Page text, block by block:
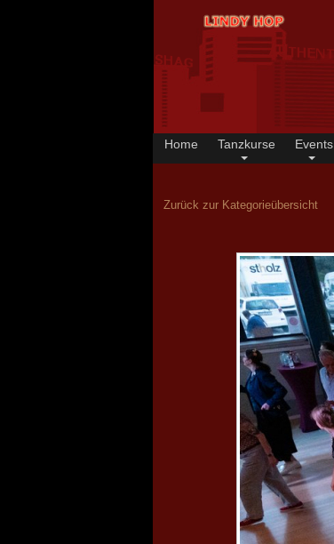
Home Tanzkurse Events
Zurück zur Kategorieübersicht